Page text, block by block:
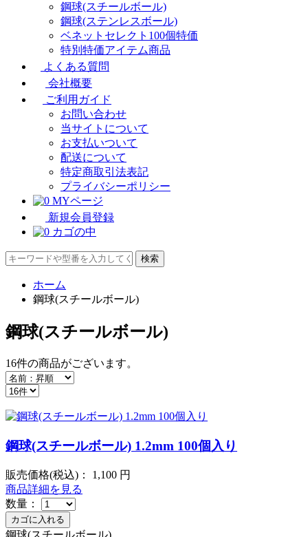
鋼球(スチールボール)
鋼球(ステンレスボール)
ベネットセレクト100個特価
特別特価アイテム商品
よくある質問
会社概要
ご利用ガイド
お問い合わせ
当サイトについて
お支払いついて
配送について
特定商取引法表記
プライバシーポリシー
MYページ
新規会員登録
カゴの中
ホーム
鋼球(スチールボール)
鋼球(スチールボール)
16件の商品がございます。
鋼球(スチールボール) 1.2mm 100個入り
販売価格(税込)： 1,100 円
商品詳細を見る
数量：
鋼球(スチールボール)